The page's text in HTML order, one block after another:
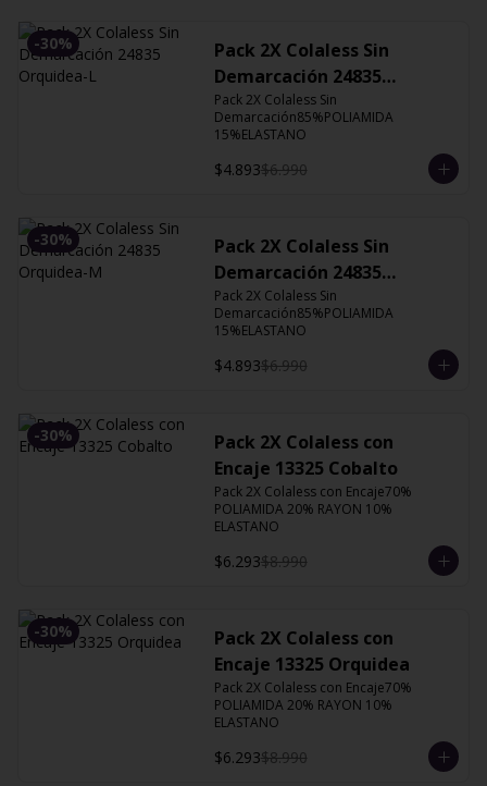
-30%
Pack 2X Colaless Sin
Demarcación 24835
Orquidea-L
Pack 2X Colaless Sin
Demarcación85%POLIAMIDA
15%ELASTANO
$4.893$6.990
-30%
Pack 2X Colaless Sin
Demarcación 24835
Orquidea-M
Pack 2X Colaless Sin
Demarcación85%POLIAMIDA
15%ELASTANO
$4.893$6.990
-30%
Pack 2X Colaless con
Encaje 13325 Cobalto
Pack 2X Colaless con Encaje70%
POLIAMIDA 20% RAYON 10%
ELASTANO
$6.293$8.990
-30%
Pack 2X Colaless con
Encaje 13325 Orquidea
Pack 2X Colaless con Encaje70%
POLIAMIDA 20% RAYON 10%
ELASTANO
$6.293$8.990